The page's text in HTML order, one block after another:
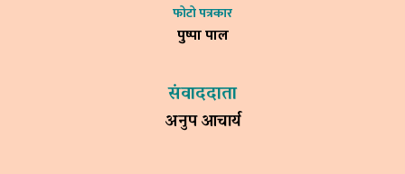
फोटो पत्रकार
पुष्पा पाल
संवाददाता
अनुप आचार्य